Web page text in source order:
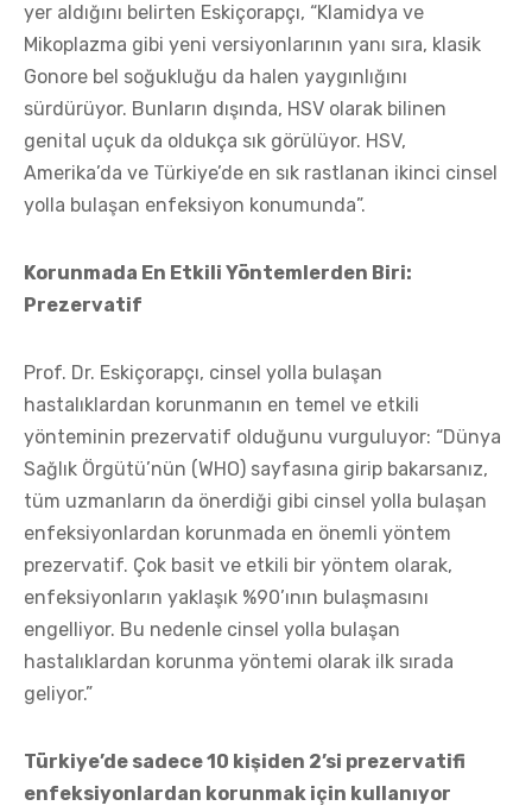
yer aldığını belirten Eskiçorapçı, “Klamidya ve
Mikoplazma gibi yeni versiyonlarının yanı sıra, klasik
Gonore bel soğukluğu da halen yaygınlığını
sürdürüyor. Bunların dışında, HSV olarak bilinen
genital uçuk da oldukça sık görülüyor. HSV,
Amerika’da ve Türkiye’de en sık rastlanan ikinci cinsel
yolla bulaşan enfeksiyon konumunda”.
Korunmada En Etkili Yöntemlerden Biri:
Prezervatif
Prof. Dr. Eskiçorapçı, cinsel yolla bulaşan
hastalıklardan korunmanın en temel ve etkili
yönteminin prezervatif olduğunu vurguluyor: “Dünya
Sağlık Örgütü’nün (WHO) sayfasına girip bakarsanız,
tüm uzmanların da önerdiği gibi cinsel yolla bulaşan
enfeksiyonlardan korunmada en önemli yöntem
prezervatif. Çok basit ve etkili bir yöntem olarak,
enfeksiyonların yaklaşık %90’ının bulaşmasını
engelliyor. Bu nedenle cinsel yolla bulaşan
hastalıklardan korunma yöntemi olarak ilk sırada
geliyor.”
Türkiye’de sadece 10 kişiden 2’si prezervatifi
enfeksiyonlardan korunmak için kullanıyor